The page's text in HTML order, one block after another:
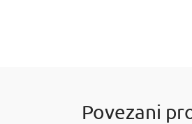
Povezani